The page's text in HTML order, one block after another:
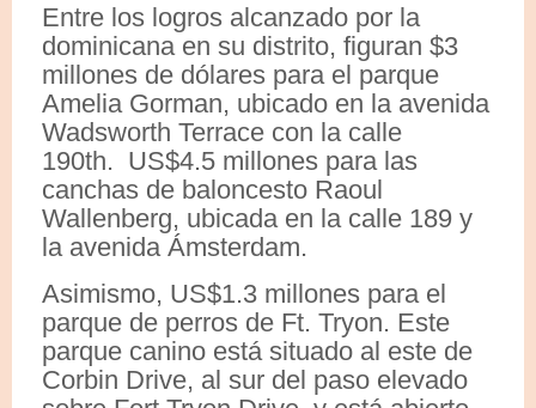
Entre los logros alcanzado por la
dominicana en su distrito, figuran $3
millones de dólares para el parque
Amelia Gorman, ubicado en la avenida
Wadsworth Terrace con la calle
190th. US$4.5 millones para las
canchas de baloncesto Raoul
Wallenberg, ubicada en la calle 189 y
la avenida Ámsterdam.
Asimismo, US$1.3 millones para el
parque de perros de Ft. Tryon. Este
parque canino está situado al este de
Corbin Drive, al sur del paso elevado